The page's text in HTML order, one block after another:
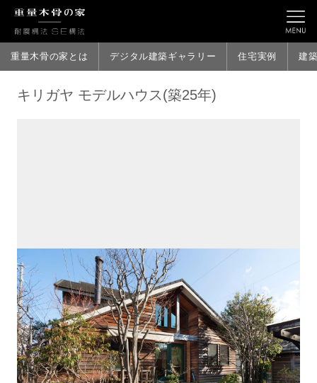
重量木骨の家とは デジタル建築ギャラリー 住宅実例 建
キリガヤ モデルハウス(築25年)